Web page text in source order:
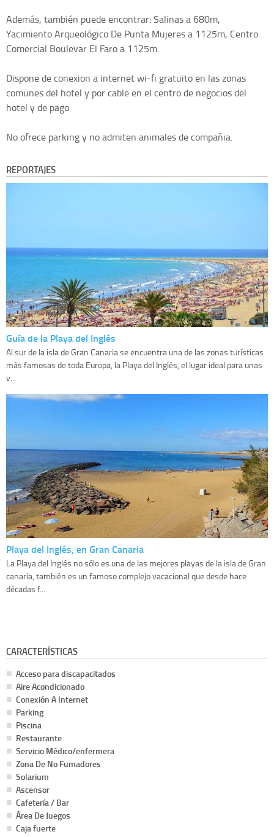
Además, también puede encontrar: Salinas a 680m,
Yacimiento Arqueológico De Punta Mujeres a 1125m, Centro
Comercial Boulevar El Faro a 1125m.
Dispone de conexion a internet wi-fi gratuito en las zonas
comunes del hotel y por cable en el centro de negocios del
hotel y de pago.
No ofrece parking y no admiten animales de compañia.
REPORTAJES
Guía de la Playa del Inglés
Al sur de la isla de Gran Canaria se encuentra una de las zonas turísticas
más famosas de toda Europa, la Playa del Inglés, el lugar ideal para unas
v...
Playa del Inglés, en Gran Canaria
La Playa del Inglés no sólo es una de las mejores playas de la isla de Gran
canaria, también es un famoso complejo vacacional que desde hace
décadas f...
CARACTERÍSTICAS
Acceso para discapacitados
Aire Acondicionado
Conexión A Internet
Parking
Piscina
Restaurante
Servicio Médico/enfermera
Zona De No Fumadores
Solarium
Ascensor
Cafetería / Bar
Área De Juegos
Caja fuerte